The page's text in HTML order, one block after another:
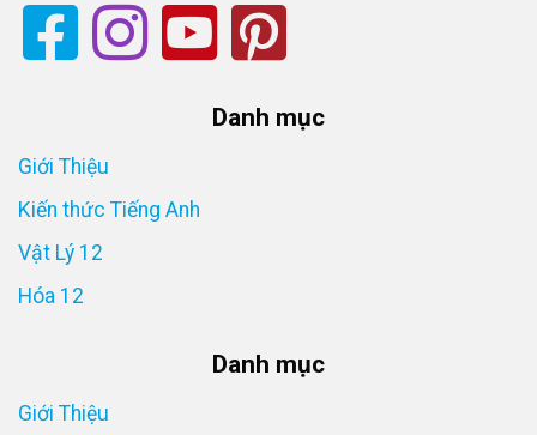
Danh mục
Giới Thiệu
Kiến thức Tiếng Anh
Vật Lý 12
Hóa 12
Danh mục
Giới Thiệu